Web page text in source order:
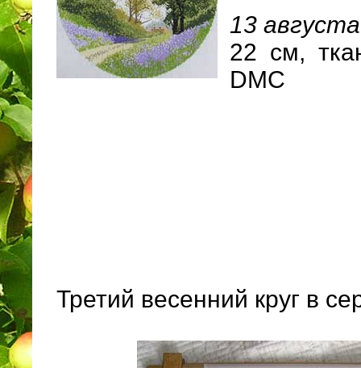
13
22 cм,
DMC
Третий весенний круг в